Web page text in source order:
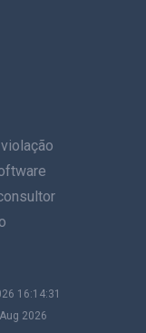
16:14:31
2026